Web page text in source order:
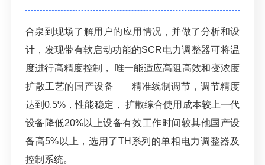
合泉到现场了解用户的应用情况，并做了分析和设
计，发现带有软启动功能的SCR电力调整器可将温
度进行高精度控制， 唯一能适应高阻高效和变浓度
扩散工艺的国产设备 精准线制调节，调节精度
达到0.5%，性能稳定， 扩散综合使用成本较上一代
设备降低20%以上设备有效工作时间较其他国产设
备高5%以上，选用了TH系列的单相电力调整器及
控制系统。